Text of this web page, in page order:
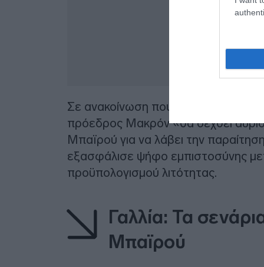
Σε ανακοίνωση που εξέδωσε το
πρόεδρος Μακρόν «θα δεχθεί
Μπαϊρού για να λάβει την
εξασφάλισε ψήφο εμπιστοσύνης
προϋπολογισμού λιτότητας.
Γαλλία: Τα
Μπαϊρού